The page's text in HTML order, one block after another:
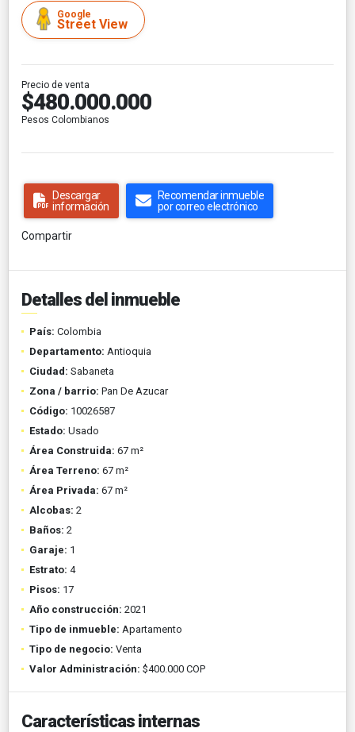
Google
Street View
Precio de venta
$480.000.000
Pesos Colombianos
Descargar
información
Recomendar inmueble
por correo electrónico
Compartir
Detalles del inmueble
País: Colombia
Departamento: Antioquia
Ciudad: Sabaneta
Zona / barrio: Pan De Azucar
Código: 10026587
Estado: Usado
Área Construida: 67 m²
Área Terreno: 67 m²
Área Privada: 67 m²
Alcobas: 2
Baños: 2
Garaje: 1
Estrato: 4
Pisos: 17
Año construcción: 2021
Tipo de inmueble: Apartamento
Tipo de negocio: Venta
Valor Administración: $400.000 COP
Características internas